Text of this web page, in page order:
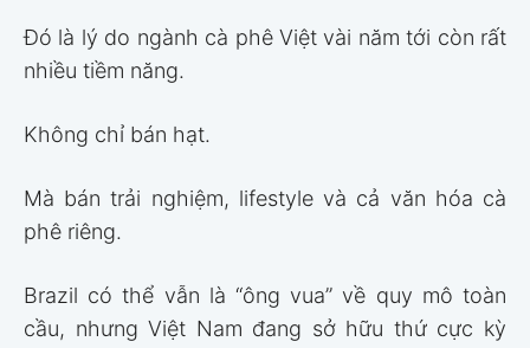
Đó là lý do ngành cà phê Việt vài năm tới còn rất
nhiều tiềm năng.
Không chỉ bán hạt.
Mà bán trải nghiệm, lifestyle và cả văn hóa cà
phê riêng.
Brazil có thể vẫn là “ông vua” về quy mô toàn
cầu, nhưng Việt Nam đang sở hữu thứ cực kỳ